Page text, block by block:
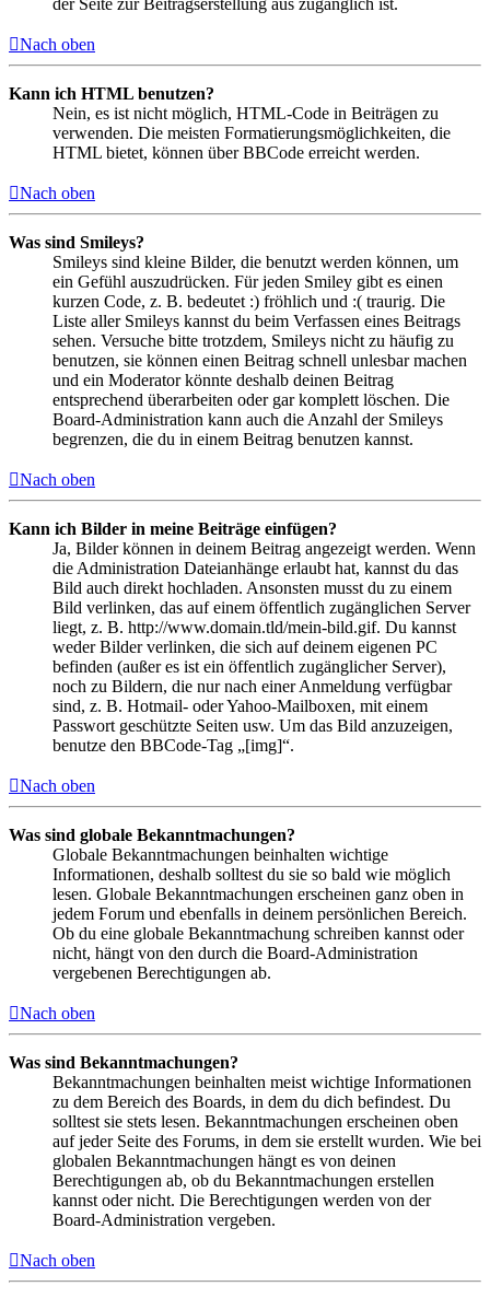
Nach oben
Kann ich HTML benutzen?
Nein, es ist nicht möglich, HTML-Code in Beiträgen zu
verwenden. Die meisten Formatierungsmöglichkeiten, die
HTML bietet, können über BBCode erreicht werden.
Nach oben
Was sind Smileys?
Smileys sind kleine Bilder, die benutzt werden können, um
ein Gefühl auszudrücken. Für jeden Smiley gibt es einen
kurzen Code, z. B. bedeutet :) fröhlich und :( traurig. Die
Liste aller Smileys kannst du beim Verfassen eines Beitrags
sehen. Versuche bitte trotzdem, Smileys nicht zu häufig zu
benutzen, sie können einen Beitrag schnell unlesbar machen
und ein Moderator könnte deshalb deinen Beitrag
entsprechend überarbeiten oder gar komplett löschen. Die
Board-Administration kann auch die Anzahl der Smileys
begrenzen, die du in einem Beitrag benutzen kannst.
Nach oben
Kann ich Bilder in meine Beiträge einfügen?
Ja, Bilder können in deinem Beitrag angezeigt werden. Wenn
die Administration Dateianhänge erlaubt hat, kannst du das
Bild auch direkt hochladen. Ansonsten musst du zu einem
Bild verlinken, das auf einem öffentlich zugänglichen Server
liegt, z. B. http://www.domain.tld/mein-bild.gif. Du kannst
weder Bilder verlinken, die sich auf deinem eigenen PC
befinden (außer es ist ein öffentlich zugänglicher Server),
noch zu Bildern, die nur nach einer Anmeldung verfügbar
sind, z. B. Hotmail- oder Yahoo-Mailboxen, mit einem
Passwort geschützte Seiten usw. Um das Bild anzuzeigen,
benutze den BBCode-Tag „[img]“.
Nach oben
Was sind globale Bekanntmachungen?
Globale Bekanntmachungen beinhalten wichtige
Informationen, deshalb solltest du sie so bald wie möglich
lesen. Globale Bekanntmachungen erscheinen ganz oben in
jedem Forum und ebenfalls in deinem persönlichen Bereich.
Ob du eine globale Bekanntmachung schreiben kannst oder
nicht, hängt von den durch die Board-Administration
vergebenen Berechtigungen ab.
Nach oben
Was sind Bekanntmachungen?
Bekanntmachungen beinhalten meist wichtige Informationen
zu dem Bereich des Boards, in dem du dich befindest. Du
solltest sie stets lesen. Bekanntmachungen erscheinen oben
auf jeder Seite des Forums, in dem sie erstellt wurden. Wie bei
globalen Bekanntmachungen hängt es von deinen
Berechtigungen ab, ob du Bekanntmachungen erstellen
kannst oder nicht. Die Berechtigungen werden von der
Board-Administration vergeben.
Nach oben